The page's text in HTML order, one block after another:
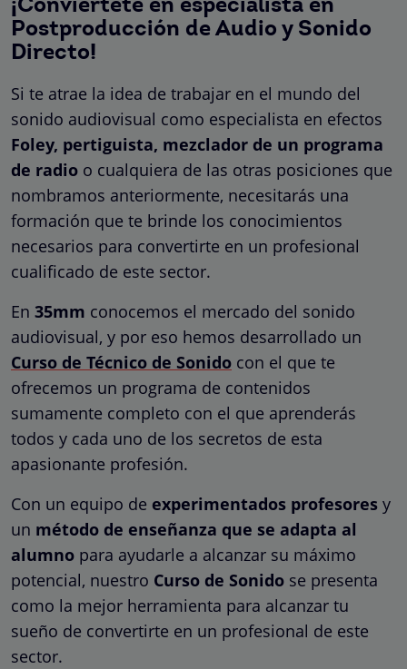
¡Conviértete en especialista en
Postproducción de Audio y Sonido
Directo!
Si te atrae la idea de trabajar en el mundo del
sonido audiovisual como especialista en efectos
Foley, pertiguista, mezclador de un programa
de radio o cualquiera de las otras posiciones que
nombramos anteriormente, necesitarás una
formación que te brinde los conocimientos
necesarios para convertirte en un profesional
cualificado de este sector.
En 35mm conocemos el mercado del sonido
audiovisual, y por eso hemos desarrollado un
Curso de Técnico de Sonido con el que te
ofrecemos un programa de contenidos
sumamente completo con el que aprenderás
todos y cada uno de los secretos de esta
apasionante profesión.
Con un equipo de experimentados profesores y
un método de enseñanza que se adapta al
alumno para ayudarle a alcanzar su máximo
potencial, nuestro Curso de Sonido se presenta
como la mejor herramienta para alcanzar tu
sueño de convertirte en un profesional de este
sector.